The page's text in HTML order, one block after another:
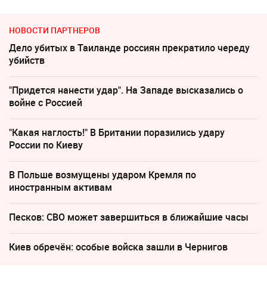
НОВОСТИ ПАРТНЕРОВ
Дело убитых в Таиланде россиян прекратило череду
убийств
"Придется нанести удар". На Западе высказались о
войне с Россией
"Какая наглость!" В Британии поразились удару
России по Киеву
В Польше возмущены ударом Кремля по
иностранным активам
Песков: СВО может завершиться в ближайшие часы
Киев обречён: особые войска зашли в Чернигов